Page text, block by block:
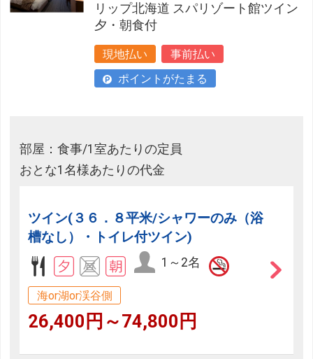
リップ北海道 スパリゾート館ツイン
夕・朝食付
現地払い
事前払い
ポイントがたまる
部屋：食事/1室あたりの定員
おとな1名様あたりの代金
ツイン(３６．８平米/シャワーのみ（浴
槽なし）・トイレ付ツイン)
1～2名
海or湖or渓谷側
26,400円～74,800円